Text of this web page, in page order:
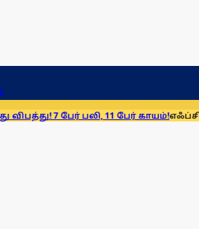
பலி, 11 பேர் காயம்!எஃப்சிஆர்ஏ